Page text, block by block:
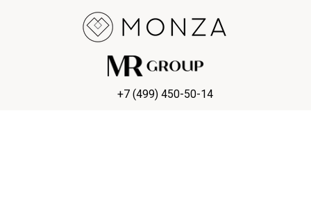
+7 (499) 450-50-14